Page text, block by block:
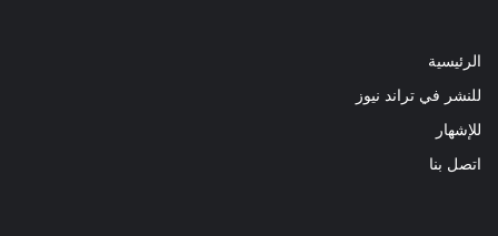
الرئيسية
للنشر في تراند نيوز
للإشهار
اتصل بنا